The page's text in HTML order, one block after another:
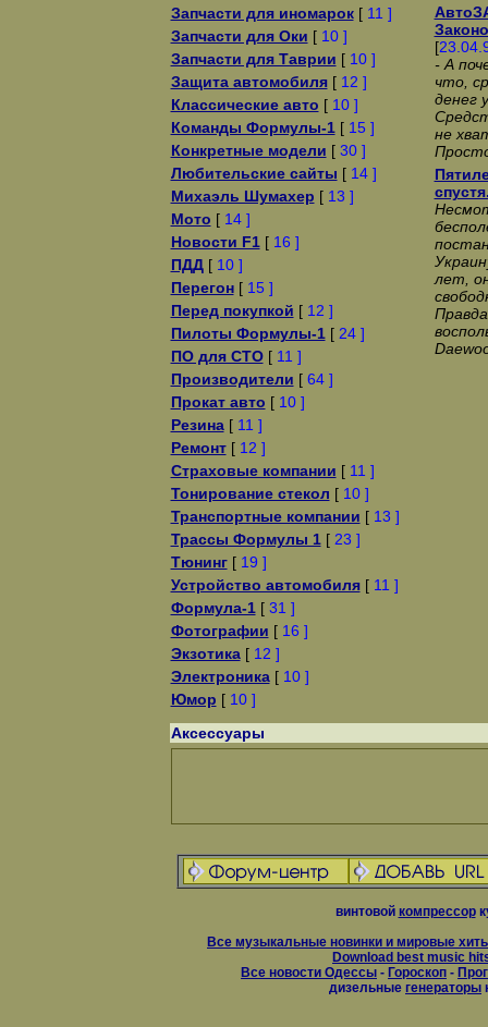
Запчасти для иномарок[ 11 ]
Запчасти для Оки [ 10 ]
Запчасти для Таврии [ 10 ]
Защита автомобиля[ 12 ]
Классические авто [ 10 ]
Команды Формулы-1[ 15 ]
Конкретные модели [ 30 ]
Любительские сайты [ 14 ]
Михаэль Шумахер [ 13 ]
Мото [ 14 ]
Новости F1[ 16 ]
ПДД[ 10 ]
Перегон[ 15 ]
Перед покупкой [ 12 ]
Пилоты Формулы-1[ 24 ]
ПО для СТО[ 11 ]
Производители [ 64 ]
Прокат авто [ 10 ]
Резина[ 11 ]
Ремонт[ 12 ]
Страховые компании [ 11 ]
Тонирование стекол [ 10 ]
Транспортные компании [ 13 ]
Трассы Формулы 1[ 23 ]
Тюнинг[ 19 ]
Устройство автомобиля[ 11 ]
Формула-1[ 31 ]
Фотографии [ 16 ]
Экзотика[ 12 ]
Электроника[ 10 ]
Юмор [ 10 ]
[
- А
что,
денег
не
лет,
Аксессуары
винтовой компрессор
Все музыкальные новинки и мировые
Download best music
Все новости Одессы - Гороскоп -
дизельные генераторы